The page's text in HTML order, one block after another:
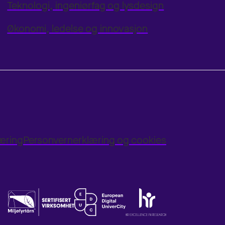
Teknologi, ingeniørfag og lysdesign
Økonomi, ledelse og innovasjon
Personvernerklæring og cookies